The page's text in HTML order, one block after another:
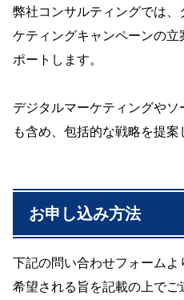
弊社コンサルティングでは
ケティングキャンペーンの
ポートします。
デジタルマーケティングや
も含め、包括的な戦略を提案
お申し込み方法
下記の問い合わせフォーム
希望される旨を記載の上でご